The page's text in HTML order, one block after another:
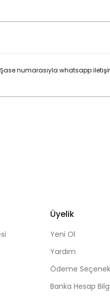
numarasıyla whatsapp
Üyelik
Yeni Ol
Yardım
Ödeme
Banka Hesap